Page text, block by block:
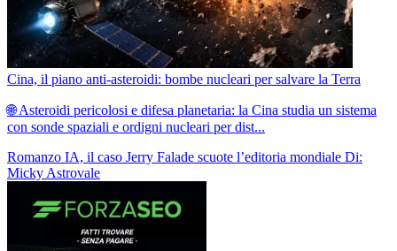
Cina, il piano anti-asteroidi: bombe nucleari per salvare la Terra
🌐 Asteroidi pericolosi e difesa planetaria: la Cina studia un sistema
con sonde spaziali e ordigni nucleari per dist...
Romanzo IA, il caso Jerry Falade scuote l’editoria mondiale Di:
Micky Astrovale